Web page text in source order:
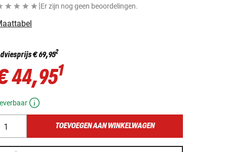
|Er zijn nog geen beoordelingen.
€ 69,952
44,951
TOEVOEGEN AAN WINKELWAGEN